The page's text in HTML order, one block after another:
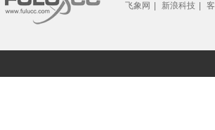
飞象网 新浪科技